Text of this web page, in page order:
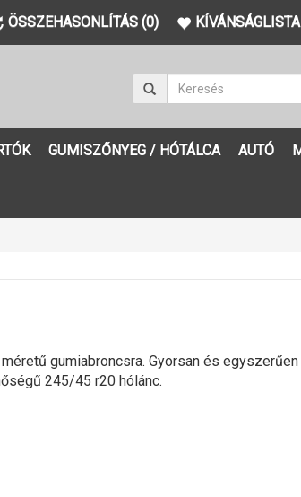
ÖSSZEHASONLÍTÁS (0)
GUMISZŐNYEG / HÓTÁLCA AUTÓ
gumiabroncsra. Gyorsan és
245/45 r20 hólánc.